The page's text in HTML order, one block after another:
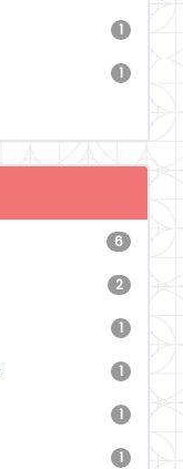
1
1
6
2
1
1
1
1